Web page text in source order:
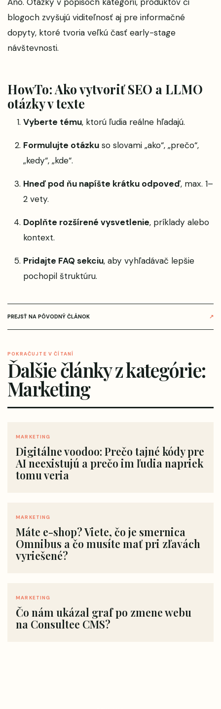
blogoch zvyšujú viditeľnosť aj pre informačné
dopyty, ktoré tvoria veľkú časť early-stage
návštevnosti.
HowTo: Ako vytvoriť SEO a LLMO
otázky v texte
Vyberte tému, ktorú ľudia reálne hľadajú.
Formulujte otázku so slovami „ako“, „prečo“,
„kedy“, „kde“.
Hneď pod ňu napíšte krátku odpoveď, max. 1–
2 vety.
Doplňte rozšírené vysvetlenie, príklady alebo
kontext.
Pridajte FAQ sekciu, aby vyhľadávač lepšie
pochopil štruktúru.
PREJSŤ NA PÔVODNÝ ČLÁNOK ↗
POKRAČUJTE V ČÍTANÍ
Ďalšie články z kategórie:
Marketing
MARKETING
Digitálne voodoo: Prečo tajné kódy pre
AI neexistujú a prečo im ľudia napriek
tomu veria
MARKETING
Máte e-shop? Viete, čo je smernica
Omnibus a čo musíte mať pri zľavách
vyriešené?
MARKETING
Čo nám ukázal graf po zmene webu
na Consultee CMS?